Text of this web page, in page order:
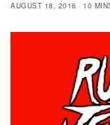
AUGUST 18, 2016
10